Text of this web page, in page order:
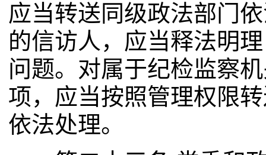
应当转送同级政法部门
的信访人，应当释法明
问题。对属于纪检监察
项，应当按照管理权限
依法处理。